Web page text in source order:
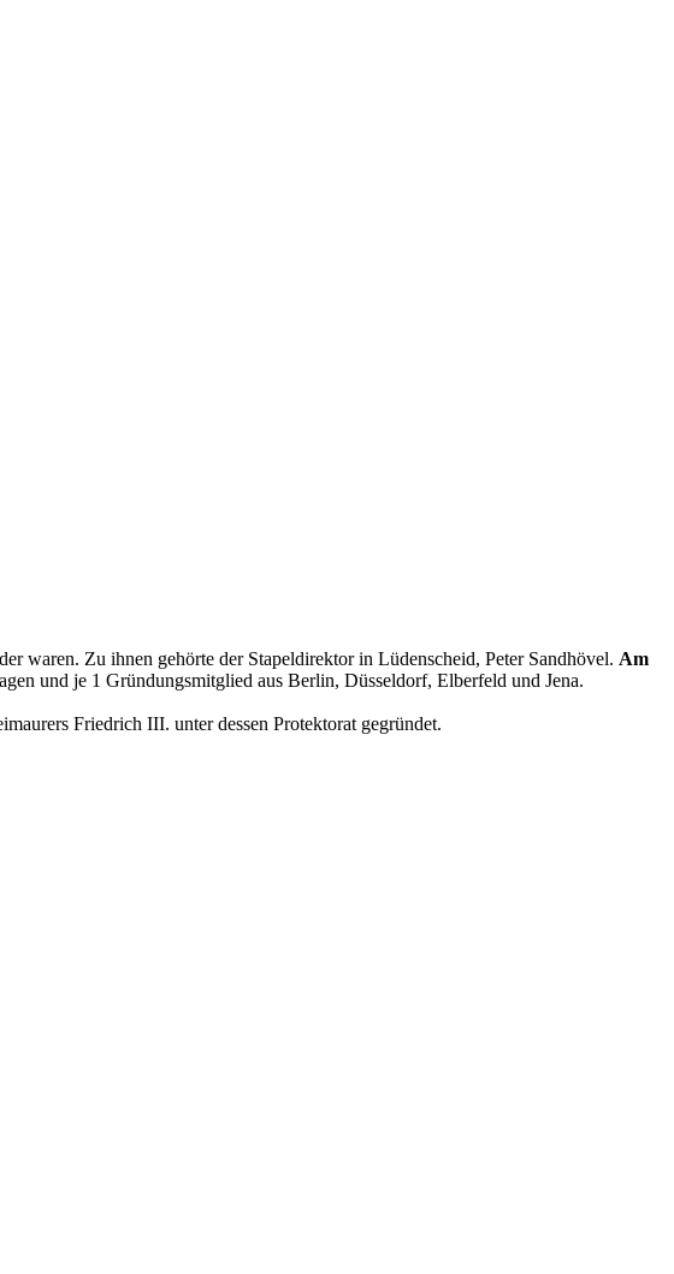
waren. Zu ihnen gehörte der Stapeldirektor in Lüdenscheid, Peter Sandhövel. Am
und je 1 Gründungsmitglied aus Berlin, Düsseldorf, Elberfeld und Jena.
Friedrich III. unter dessen Protektorat gegründet.